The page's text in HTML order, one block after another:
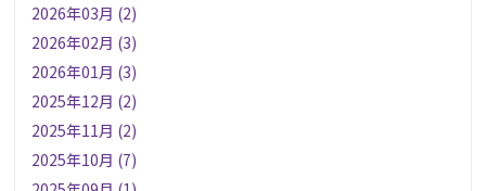
2026年03月 (2)
2026年02月 (3)
2026年01月 (3)
2025年12月 (2)
2025年11月 (2)
2025年10月 (7)